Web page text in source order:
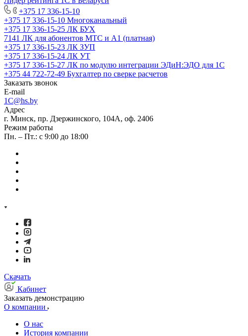
+375 17 336-15-10
+375 17 336-15-10 Многоканальный
+375 17 336-15-25 ЛК БУХ
7141 ЛК для абонентов МТС и А1 (платная)
+375 17 336-15-23 ЛК ЗУП
+375 17 336-15-24 ЛК УТ
+375 17 336-15-27 ЛК по модулю интеграции ЭДиН:ЭДО для 1С
+375 44 722-72-49 Бухгалтер по сверке расчетов
Заказать звонок
E-mail
1C@hs.by
Адрес
г. Минск, пр. Дзержинского, 104А, оф. 2406
Режим работы
Пн. – Пт.: с 9:00 до 18:00
Скачать
Кабинет
Заказать демонстрацию
О компании
О нас
История компании